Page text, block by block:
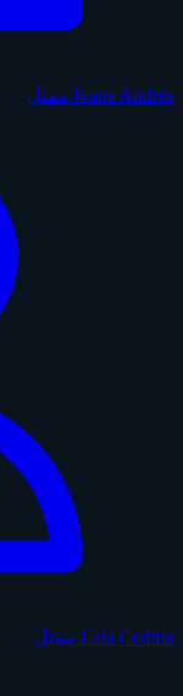
Ivana Andrés ممثل
Laia Codina ممثل